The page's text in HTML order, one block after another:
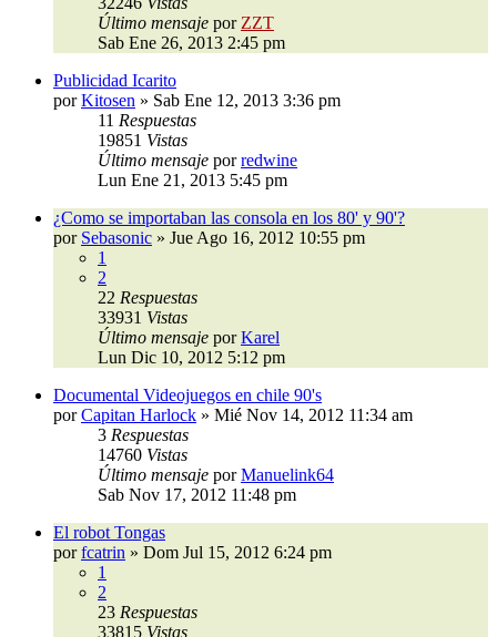
Último mensaje por ZZT
Sab Ene 26, 2013 2:45 pm
Publicidad Icarito
porKitosen » Sab Ene 12, 2013 3:36 pm
11 Respuestas
19851 Vistas
Último mensaje porredwine
Lun Ene 21, 2013 5:45 pm
¿Como se importaban las consola en los 80' y 90'?
por Sebasonic » Jue Ago 16, 2012 10:55 pm
1
2
22 Respuestas
33931 Vistas
Último mensaje porKarel
Lun Dic 10, 2012 5:12 pm
Documental Videojuegos en chile 90's
porCapitan Harlock » Mié Nov 14, 2012 11:34 am
3 Respuestas
14760 Vistas
Último mensaje porManuelink64
Sab Nov 17, 2012 11:48 pm
El robot Tongas
porfcatrin » Dom Jul 15, 2012 6:24 pm
1
2
23 Respuestas
33815 Vistas